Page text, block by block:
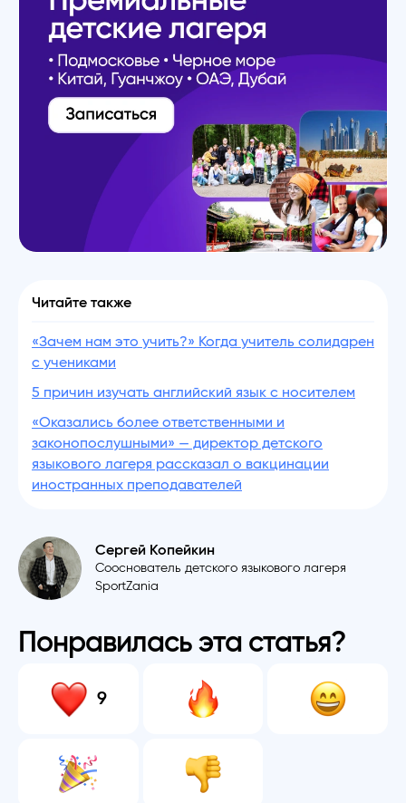
Читайте также
«Зачем нам это учить?» Когда учитель солидарен
с учениками
5 причин изучать английский язык с носителем
«Оказались более ответственными и
законопослушными» — директор детского
языкового лагеря рассказал о вакцинации
иностранных преподавателей
Сергей Копейкин
Сооснователь детского языкового лагеря
SportZania
Понравилась эта статья?
9